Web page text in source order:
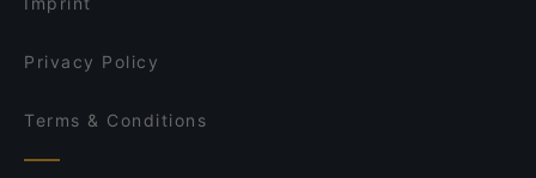
Privacy Policy
Terms & Conditions